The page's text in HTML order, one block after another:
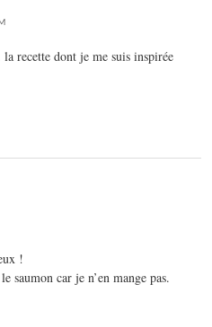
recette dont je me suis inspirée
!
saumon car je n’en mange pas.